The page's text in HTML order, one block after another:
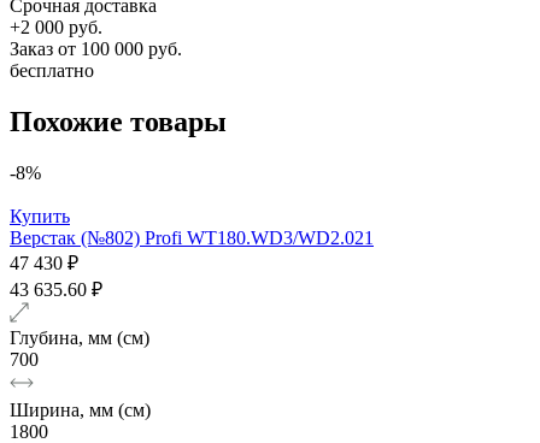
Срочная доставка
+2 000 руб.
Заказ от 100 000 руб.
бесплатно
Похожие товары
-8%
Купить
Верстак (№802) Profi WT180.WD3/WD2.021
47 430 ₽
43 635.60 ₽
Глубина, мм (см)
700
Ширина, мм (см)
1800